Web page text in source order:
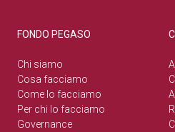
FONDO PEGASO
Chi siamo
Cosa facciamo
Come lo facciamo
Per chi lo facciamo
Governance